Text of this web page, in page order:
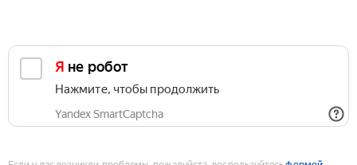
Я не робот
Нажмите, чтобы продолжить
Yandex SmartCaptcha